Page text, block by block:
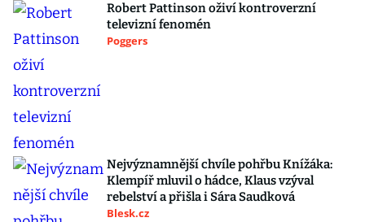
Robert Pattinson oživí kontroverzní
televizní fenomén
Poggers
Nejvýznamnější chvíle pohřbu Knížáka:
Klempíř mluvil o hádce, Klaus vzýval
rebelství a přišla i Sára Saudková
Blesk.cz